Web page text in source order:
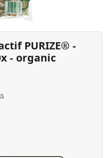
PURIZE® -
- organic